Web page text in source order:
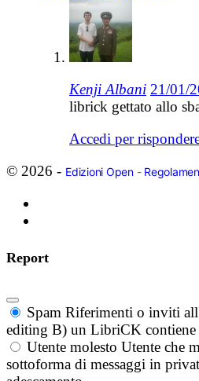
Kenji Albani 21/01/
librick gettato allo
Accedi per
© 2026 - Edizioni Open-
Report
Spam Riferimenti o inviti
editing B) un LibriCK contiene
Utente molesto Utente che
sottoforma di messaggi in